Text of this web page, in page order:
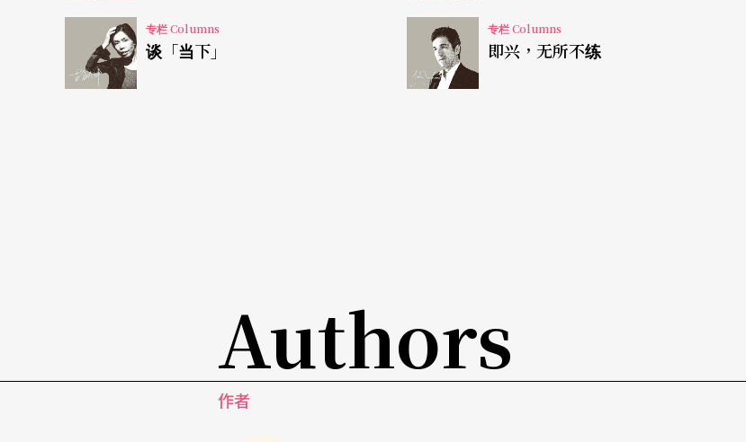
十，但觉得不应超过七十，演出前一周将近八十，当周周末大笔一删，演员表演有了呼吸空间，
音乐和节奏也有了速度的弹性，大家舒爽多了，演出六十七分钟。
谈到现在几乎都在谈时间，是的，这篇说的本，不以文字切入而是以时间，即是以声音的角度看
本，是乐谱本，或是古称曲本，也是剧场之本，不在说音乐剧，而是文字就是声音，就是声音，
专栏 Columns
谈「当下」
专栏 Columns
即兴，无所不练
Authors
作者